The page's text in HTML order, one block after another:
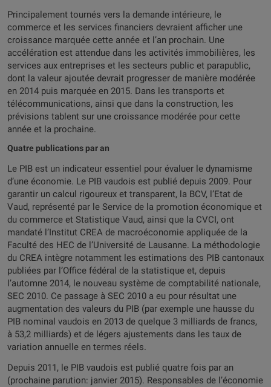
Principalement tournés vers la demande intérieure, le
commerce et les services financiers devraient afficher une
croissance marquée cette année et l’an prochain. Une
accélération est attendue dans les activités immobilières, les
services aux entreprises et les secteurs public et parapublic,
dont la valeur ajoutée devrait progresser de manière modérée
en 2014 puis marquée en 2015. Dans les transports et
télécommunications, ainsi que dans la construction, les
prévisions tablent sur une croissance modérée pour cette
année et la prochaine.
Quatre publications par an
Le PIB est un indicateur essentiel pour évaluer le dynamisme
d’une économie. Le PIB vaudois est publié depuis 2009. Pour
garantir un calcul rigoureux et transparent, la BCV, l’Etat de
Vaud, représenté par le Service de la promotion économique et
du commerce et Statistique Vaud, ainsi que la CVCI, ont
mandaté l’Institut CREA de macroéconomie appliquée de la
Faculté des HEC de l’Université de Lausanne. La méthodologie
du CREA intègre notamment les estimations des PIB cantonaux
publiées par l’Office fédéral de la statistique et, depuis
l’automne 2014, le nouveau système de comptabilité nationale,
SEC 2010. Ce passage à SEC 2010 a eu pour résultat une
augmentation des valeurs du PIB (par exemple une hausse du
PIB nominal vaudois en 2013 de quelque 3 milliards de francs,
à 53,2 milliards) et de légers ajustements dans les taux de
variation annuelle en termes réels.
Depuis 2011, le PIB vaudois est publié quatre fois par an
(prochaine parution: janvier 2015). Responsables de l’économie